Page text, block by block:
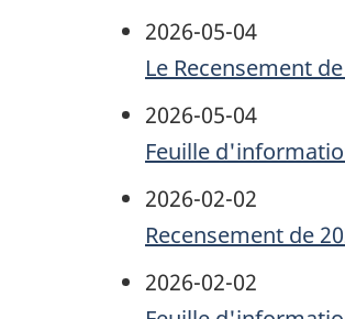
2026-05-04
Le Recensement
2026-05-04
Feuille
2026-02-02
Recensement de
2026-02-02